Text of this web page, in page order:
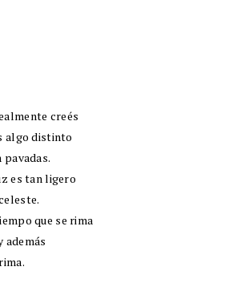
creés
algo distinto
es tan ligero
que se rima
además